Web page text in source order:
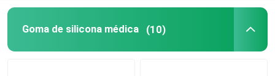
Goma de silicona médica (10)